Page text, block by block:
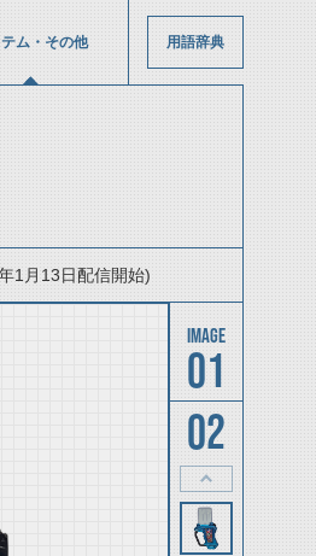
ム・その他 用語辞典
1月13日配信開始)
01
02